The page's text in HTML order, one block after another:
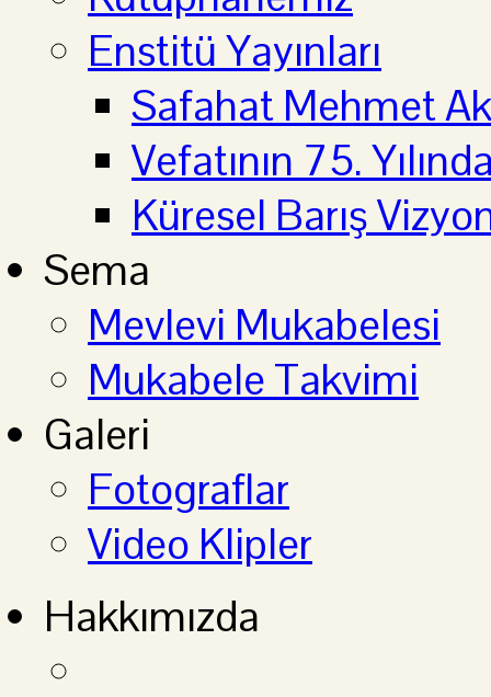
Enstitü Yayınları
Safahat Mehmet
Vefatının 75.
Küresel Barış
Sema
Mevlevi Mukabelesi
Mukabele Takvimi
Galeri
Fotograflar
Video Klipler
Hakkımızda